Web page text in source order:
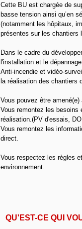
Cette BU est chargée de
basse tension ainsi qu’en
(notamment les hôpitaux,
présentes sur les chantiers
Dans le cadre du
l'installation et le
Anti-incendie et vidéo-
la réalisation des
Vous pouvez être
Vous remontez les besoins
réalisation.(PV d'essais,
Vous remontez les
direct.
Vous respectez les règles
environnement.
QU'EST-CE QUI